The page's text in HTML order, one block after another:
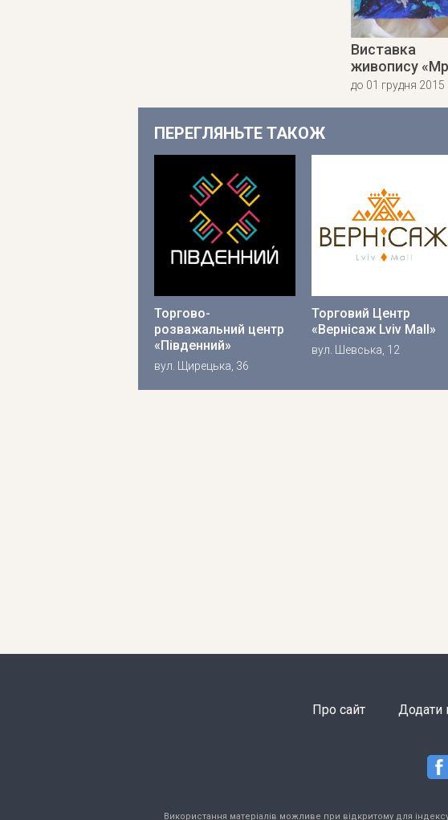
Виставка
живопису
до 01 грудня 2015
ПЕРЕГЛЯНЬТЕ ТАКОЖ
Торгово-
розважальний центр
«Південний»
вул. Щирецька, 36
Торговий Центр
«Вернісаж Lviv Mall»
вул. Шевська, 12
Про сайт Додати
Використання матеріалів можливе при відкритому для